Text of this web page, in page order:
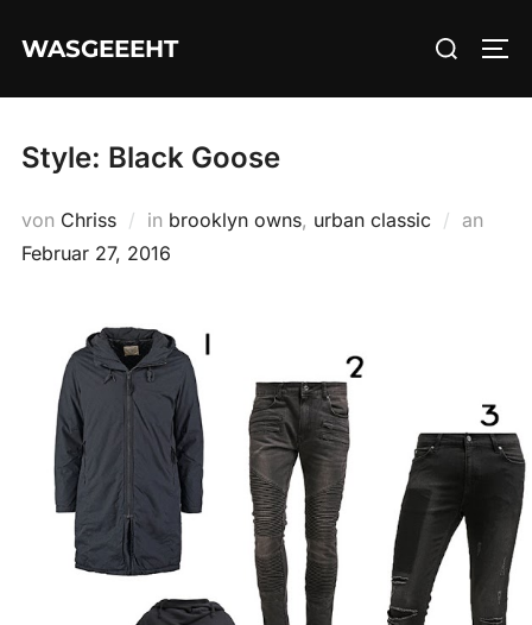
InhaltWASGEEEHT
Suchen
Style: Black Goose
von Chriss in brooklyn owns, urban classic an
Februar 27, 2016